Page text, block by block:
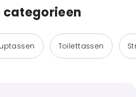
categorieen
Toilettassen